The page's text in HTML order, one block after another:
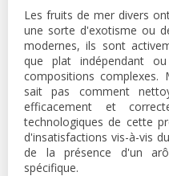
Les fruits de mer divers
une sorte d'exotisme ou
modernes, ils sont
que plat indépendant
compositions
sait pas comment
efficacement et
technologiques de cette
d'insatisfactions vis-à-vis
de la présence d'un
spécifique.